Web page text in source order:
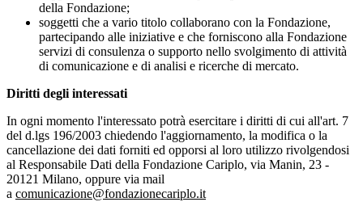
della Fondazione;
soggetti che a vario titolo collaborano con la Fondazione,
partecipando alle iniziative e che forniscono alla Fondazione
servizi di consulenza o supporto nello svolgimento di attività
di comunicazione e di analisi e ricerche di mercato.
Diritti degli interessati
In ogni momento l'interessato potrà esercitare i diritti di cui all'art. 7
del d.lgs 196/2003 chiedendo l'aggiornamento, la modifica o la
cancellazione dei dati forniti ed opporsi al loro utilizzo rivolgendosi
al Responsabile Dati della Fondazione Cariplo, via Manin, 23 -
20121 Milano, oppure via mail
a comunicazione@fondazionecariplo.it